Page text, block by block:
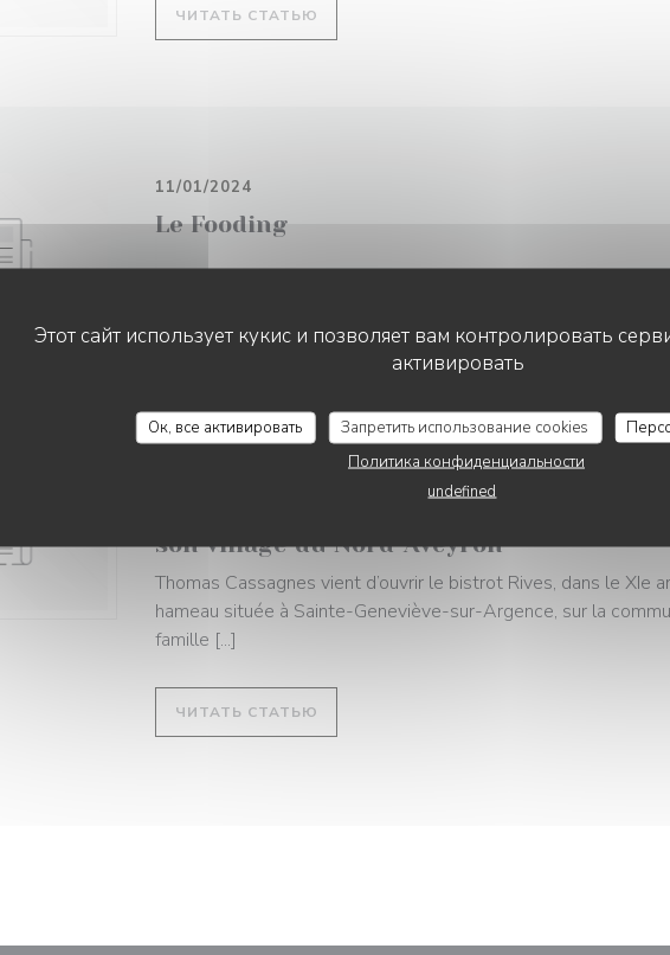
Этот сайт использует кукис и позволяет вам контролировать
активировать
Ок, все активировать Запретить использование cookies
Политика конфиденциальности
undefined
ЧИТАТЬ СТАТЬЮ
Le Fooding
11/01/2024
Avec son bistrot Rives, à Paris, Thomas
son village du Nord-Aveyron
Thomas Cassagnes vient d’ouvrir le bistrot Rives, dans le XIe
hameau située à Sainte-Geneviève-sur-Argence, sur la
famille [...]
ЧИТАТЬ СТАТЬЮ